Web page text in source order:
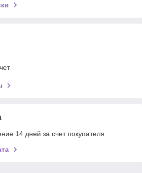
14 дней за счет покупателя